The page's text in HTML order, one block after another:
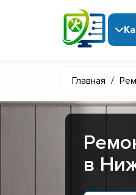
Главная /
в